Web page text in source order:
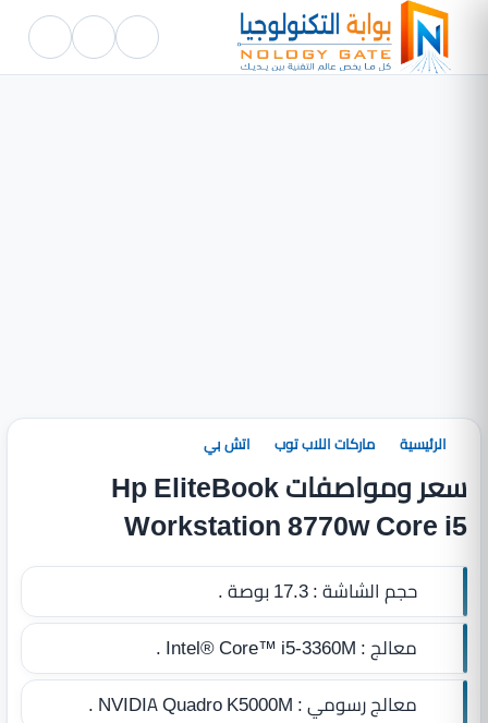
الرئيسية ماركات اللاب توب اتش بي
سعر ومواصفات Hp EliteBook
Workstation 8770w Core i5
حجم الشاشة :17.3 بوصة .
معالج :Intel® Core™ i5-3360M .
معالج رسومي :NVIDIA Quadro K5000M .